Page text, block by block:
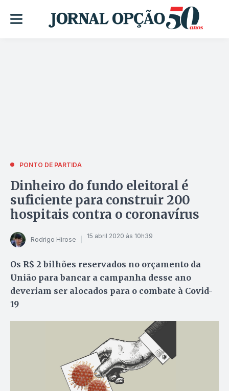
PONTO DE PARTIDA
Dinheiro do fundo eleitoral é
suficiente para construir 200
hospitais contra o coronavírus
Rodrigo Hirose 15 abril 2020 às 10h39
Os R$ 2 bilhões reservados no orçamento da
União para bancar a campanha desse ano
deveriam ser alocados para o combate à Covid-
19